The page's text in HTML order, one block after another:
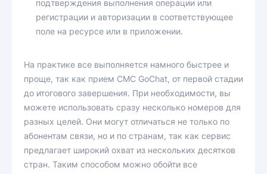
подтверждения выполнения операции или
регистрации и авторизации в соответствующее
поле на ресурсе или в приложении.
На практике все выполняется намного быстрее и
проще, так как прием СМС GoChat, от первой стадии
до итогового завершения. При необходимости, вы
можете использовать сразу несколько номеров для
разных целей. Они могут отличаться не только по
абонентам связи, но и по странам, так как сервис
предлагает широкий охват из нескольких десятков
стран. Таким способом можно обойти все